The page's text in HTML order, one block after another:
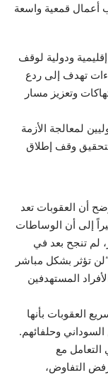
ودولية لوقف
تهدف إلى ردع
وتعزيز مسار
لمعالجة الأزمة
وقف إطلاق
أن العقوبات تعد
إلى أن الوساطات
لم تنجح بعد في
تؤثر بشكل مباشر
المستهدفين
العقوبات بأنها
السوداني وحلفائهم.
مع
التفاوض،